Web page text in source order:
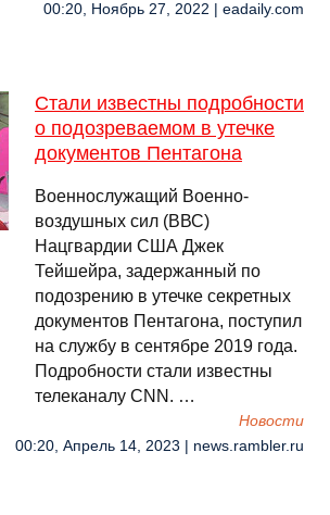
00:20, Ноябрь 27, 2022 | eadaily.com
Стали известны подробности
о подозреваемом в утечке
документов Пентагона
Военнослужащий Военно-
воздушных сил (ВВС)
Нацгвардии США Джек
Тейшейра, задержанный по
подозрению в утечке секретных
документов Пентагона, поступил
на службу в сентябре 2019 года.
Подробности стали известны
телеканалу CNN. …
Новости
00:20, Апрель 14, 2023 | news.rambler.ru